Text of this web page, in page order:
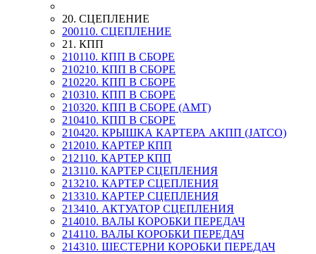
20. СЦЕПЛЕНИЕ
200110. СЦЕПЛЕНИЕ
21. КПП
210110. КПП В СБОРЕ
210210. КПП В СБОРЕ
210220. КПП В СБОРЕ
210310. КПП В СБОРЕ
210320. КПП В СБОРЕ (AMT)
210410. КПП В СБОРЕ
210420. КРЫШКА КАРТЕРА АКПП (JATCO)
212010. КАРТЕР КПП
212110. КАРТЕР КПП
213110. КАРТЕР СЦЕПЛЕНИЯ
213210. КАРТЕР СЦЕПЛЕНИЯ
213310. КАРТЕР СЦЕПЛЕНИЯ
213410. АКТУАТОР СЦЕПЛЕНИЯ
214010. ВАЛЫ КОРОБКИ ПЕРЕДАЧ
214110. ВАЛЫ КОРОБКИ ПЕРЕДАЧ
214310. ШЕСТЕРНИ КОРОБКИ ПЕРЕДАЧ